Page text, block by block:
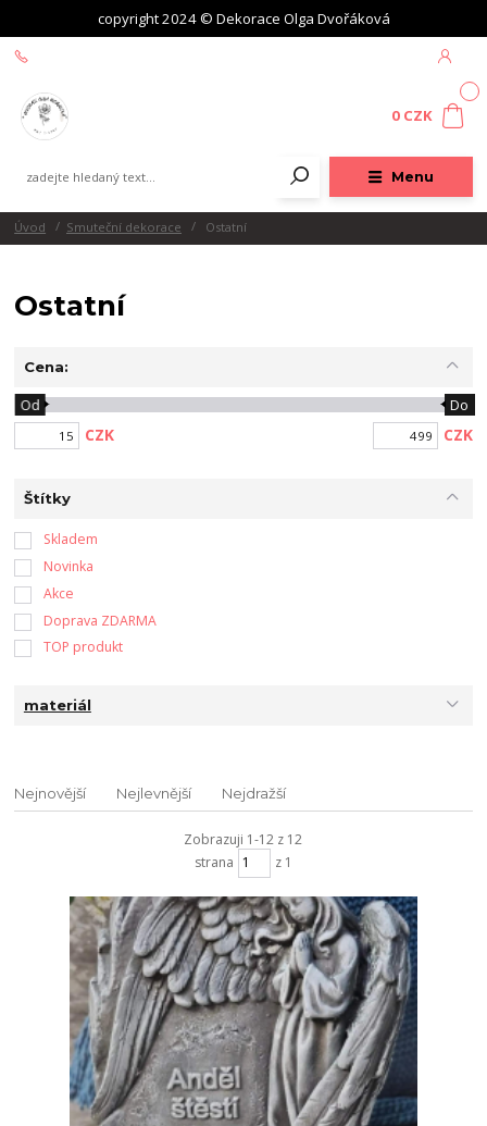
copyright 2024 © Dekorace Olga Dvořáková
Menu
0 CZK
Úvod Smuteční dekorace Ostatní
Ostatní
Cena:
CZK
Od Do
CZK
Štítky
Skladem
Novinka
Akce
Doprava ZDARMA
TOP produkt
materiál
Nejnovější Nejlevnější Nejdražší
Zobrazuji 1-12 z 12
strana
z 1